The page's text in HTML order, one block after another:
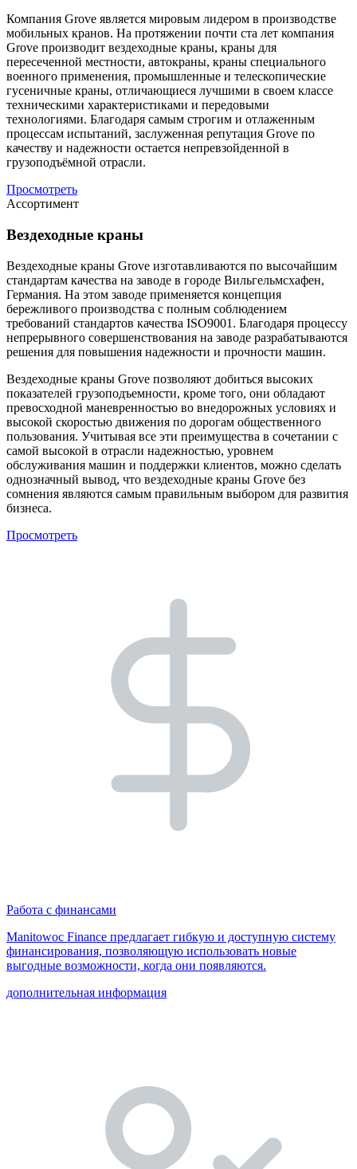
Компания Grove является мировым лидером в производстве
мобильных кранов. На протяжении почти ста лет компания
Grove производит вездеходные краны, краны для
пересеченной местности, автокраны, краны специального
военного применения, промышленные и телескопические
гусеничные краны, отличающиеся лучшими в своем классе
техническими характеристиками и передовыми
технологиями. Благодаря самым строгим и отлаженным
процессам испытаний, заслуженная репутация Grove по
качеству и надежности остается непревзойденной в
грузоподъёмной отрасли.
Просмотреть
Ассортимент
Вездеходные краны
Вездеходные краны Grove изготавливаются по высочайшим
стандартам качества на заводе в городе Вильгельмсхафен,
Германия. На этом заводе применяется концепция
бережливого производства с полным соблюдением
требований стандартов качества ISO9001. Благодаря процессу
непрерывного совершенствования на заводе разрабатываются
решения для повышения надежности и прочности машин.
Вездеходные краны Grove позволяют добиться высоких
показателей грузоподъемности, кроме того, они обладают
превосходной маневренностью во внедорожных условиях и
высокой скоростью движения по дорогам общественного
пользования. Учитывая все эти преимущества в сочетании с
самой высокой в отрасли надежностью, уровнем
обслуживания машин и поддержки клиентов, можно сделать
однозначный вывод, что вездеходные краны Grove без
сомнения являются самым правильным выбором для развития
бизнеса.
Просмотреть
Работа с финансами
Manitowoc Finance предлагает гибкую и доступную систему
финансирования, позволяющую использовать новые
выгодные возможности, когда они появляются.
дополнительная информация